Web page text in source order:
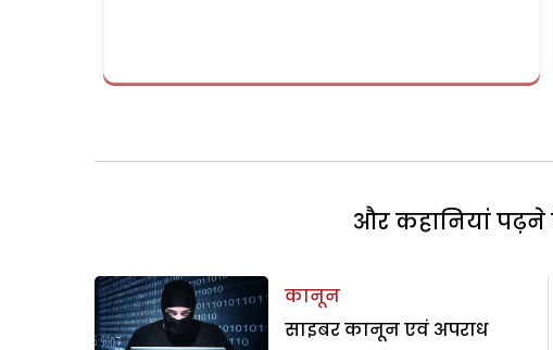
और कहानियां
कानून
साइबर कानून एवं अपराध